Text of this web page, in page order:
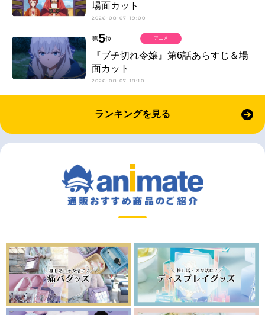
場面カット
2026-08-07 19:00
第5位
『ブチ切れ令嬢』第6話あらすじ＆場
面カット
2026-08-07 18:10
アニメ
ランキングを見る